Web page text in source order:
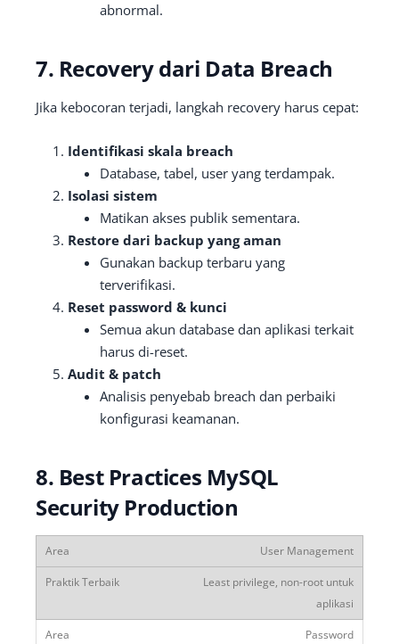
abnormal.
7. Recovery dari Data Breach
Jika kebocoran terjadi, langkah recovery harus cepat:
Identifikasi skala breach
Database, tabel, user yang terdampak.
Isolasi sistem
Matikan akses publik sementara.
Restore dari backup yang aman
Gunakan backup terbaru yang
terverifikasi.
Reset password & kunci
Semua akun database dan aplikasi terkait
harus di-reset.
Audit & patch
Analisis penyebab breach dan perbaiki
konfigurasi keamanan.
8. Best Practices MySQL
Security Production
User Management
Least privilege, non-root untuk
aplikasi
Password